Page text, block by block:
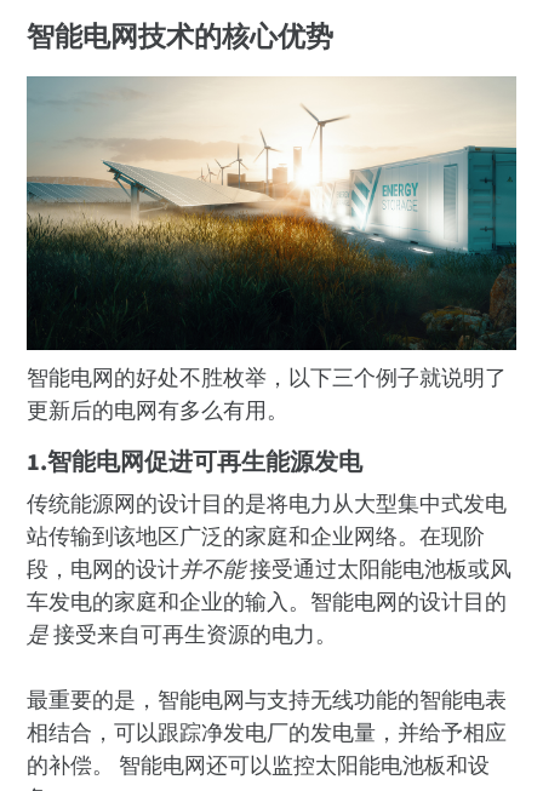
智能电网技术的核心优势
智能电网的好处不胜枚举，以下三个例子就说明了
更新后的电网有多么有用。
1.智能电网促进可再生能源发电
传统能源网的设计目的是将电力从大型集中式发电
站传输到该地区广泛的家庭和企业网络。在现阶
段，电网的设计并不能接受通过太阳能电池板或风
车发电的家庭和企业的输入。智能电网的设计目的
是接受来自可再生资源的电力。
最重要的是，智能电网与支持无线功能的智能电表
相结合，可以跟踪净发电厂的发电量，并给予相应
的补偿。 智能电网还可以监控太阳能电池板和设